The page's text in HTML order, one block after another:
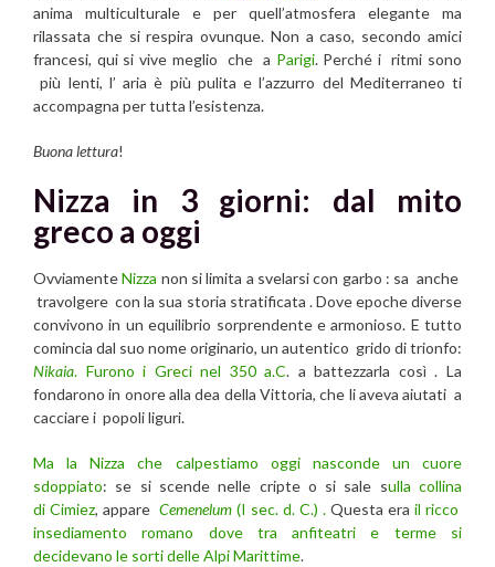
anima multiculturale e per quell’atmosfera elegante ma
rilassata che si respira ovunque. Non a caso, secondo amici
francesi, qui si vive meglio che a Parigi. Perché i ritmi sono
più lenti, l’ aria è più pulita e l’azzurro del Mediterraneo ti
accompagna per tutta l’esistenza.
Buona lettura!
Nizza in 3 giorni: dal mito
greco a oggi
OvviamenteNizza non si limita a svelarsi con garbo : sa anche
travolgere con la sua storia stratificata . Dove epoche diverse
convivono in un equilibrio sorprendente e armonioso. E tutto
comincia dal suo nome originario, un autentico grido di trionfo:
Nikaia. Furono i Greci nel 350 a.C. a battezzarla così . La
fondarono in onore alla dea della Vittoria, che li aveva aiutati a
cacciare i popoli liguri.
Ma la Nizza che calpestiamo oggi nasconde un cuore
sdoppiato: se si scende nelle cripte o si sale sulla collina
di Cimiez, appare Cemenelum (I sec. d. C.) . Questa era il ricco
insediamento romano dove tra anfiteatri e terme si
decidevano le sorti delle Alpi Marittime.